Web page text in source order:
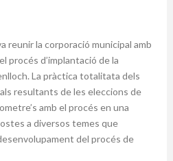
reunir la corporació municipal amb
procés d’implantació de la
La pràctica totalitata dels
resultants de les eleccions de
amb el procés en una
a diversos temes que
del procés de